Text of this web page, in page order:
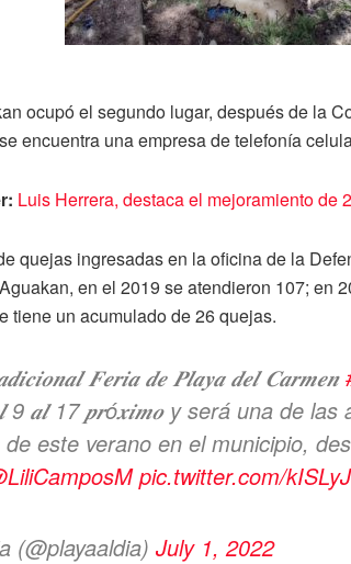
ocupó el segundo lugar, después de la
encuentra una empresa de telefonía
Luis Herrera, destaca el mejoramiento de
quejas ingresadas en la oficina de la
en el 2019 se atendieron 107; en
tiene un acumulado de 26 quejas.
𝑭𝒆𝒓𝒊𝒂 𝒅𝒆 𝑷𝒍𝒂𝒚𝒂 𝒅𝒆𝒍 𝑪𝒂𝒓𝒎𝒆𝒏
9 𝒂𝒍 17 𝒑𝒓ó𝒙𝒊𝒎𝒐 y será una de
este verano en el municipio,
pic.twitter.com/
(@playaaldia) July 1, 2022